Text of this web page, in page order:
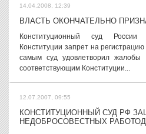
14.04.2008, 12:39
ВЛАСТЬ ОКОНЧАТЕЛЬНО
Конституционный суд России
Конституции запрет на
самым суд удовлетворил жалобы
соответствующим Конституции...
12.07.2007, 09:55
КОНСТИТУЦИОННЫЙ СУД РФ
НЕДОБРОСОВЕСТНЫХ